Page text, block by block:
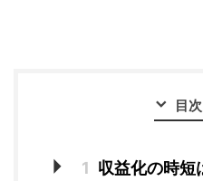
目次
1 収益化の時短